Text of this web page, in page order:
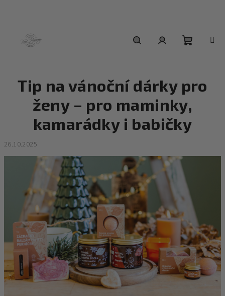
košík
Tip na vánoční dárky pro
ženy – pro maminky,
kamarádky i babičky
26.10.2025